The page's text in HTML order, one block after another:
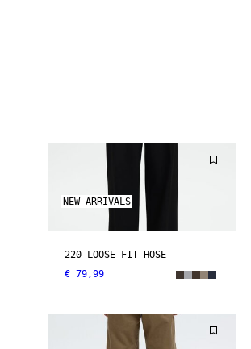
NEW ARRIVALS
220 LOOSE FIT HOSE
€ 79,99